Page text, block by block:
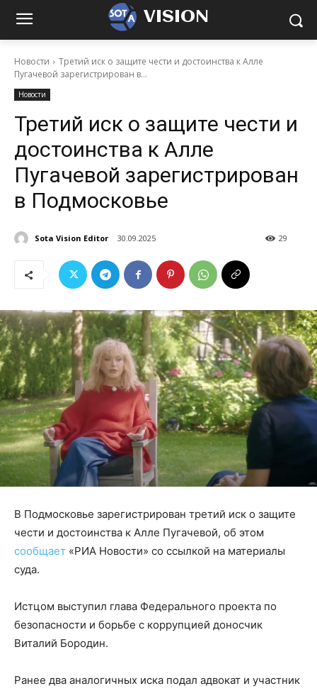
VISION
Новости
Третий иск о защите чести и достоинства к Алле
Пугачевой зарегистрирован в...
Новости
Третий иск о защите чести и
достоинства к Алле
Пугачевой зарегистрирован
в Подмосковье
Sota Vision Editor 30.09.2025 29
В Подмосковье зарегистрирован третий иск о защите
чести и достоинства к Алле Пугачевой, об этом
сообщает «РИА Новости» со ссылкой на материалы
суда.
Истцом выступил глава Федерального проекта по
безопасности и борьбе с коррупцией доносчик
Виталий Бородин.
Ранее два аналогичных иска подал адвокат и участник